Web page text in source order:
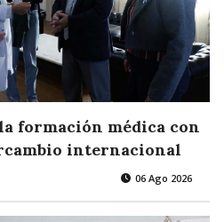
formación médica con
internacional
06 Ago 2026